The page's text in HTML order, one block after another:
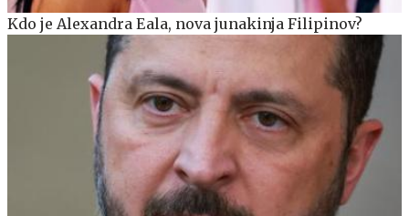
Kdo je Alexandra Eala, nova junakinja Filipinov?